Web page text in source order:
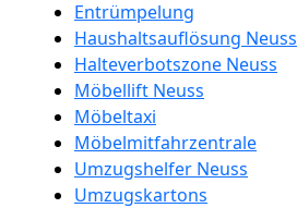
Entrümpelung
Haushaltsauflösung Neuss
Halteverbotszone Neuss
Möbellift Neuss
Möbeltaxi
Möbelmitfahrzentrale
Umzugshelfer Neuss
Umzugskartons